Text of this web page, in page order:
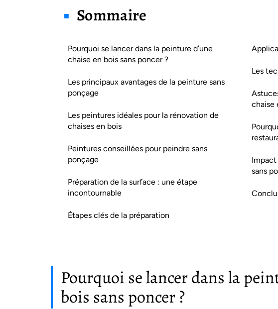
Sommaire
Pourquoi se lancer dans la peinture d’une
chaise en bois sans poncer ?
Les principaux avantages de la peinture sans
ponçage
Les peintures idéales pour la rénovation de
chaises en bois
Peintures conseillées pour peindre sans
ponçage
Préparation de la surface : une étape
incontournable
Étapes clés de la préparation
Les
chaise
sans
Pourquoi se lancer dans la
bois sans poncer ?